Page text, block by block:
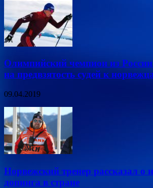
Олимпийский чемпион из
на предвзятость судей к
09.04.2019
Норвежский тренер рассказал о
допинга в стране